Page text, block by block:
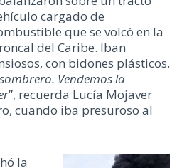
cargado de
que se volcó en la
del Caribe. Iban
con bidones plásticos.
Vendemos la
”, recuerda Lucía Mojaver
cuando iba presuroso al
la